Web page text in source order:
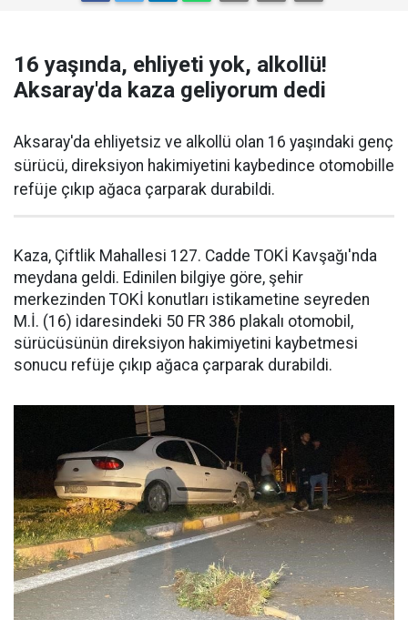
16 yaşında, ehliyeti yok, alkollü!
Aksaray'da kaza geliyorum dedi
Aksaray'da ehliyetsiz ve alkollü olan 16 yaşındaki genç
sürücü, direksiyon hakimiyetini kaybedince otomobille
refüje çıkıp ağaca çarparak durabildi.
Kaza, Çiftlik Mahallesi 127. Cadde TOKİ Kavşağı'nda
meydana geldi. Edinilen bilgiye göre, şehir
merkezinden TOKİ konutları istikametine seyreden
M.İ. (16) idaresindeki 50 FR 386 plakalı otomobil,
sürücüsünün direksiyon hakimiyetini kaybetmesi
sonucu refüje çıkıp ağaca çarparak durabildi.